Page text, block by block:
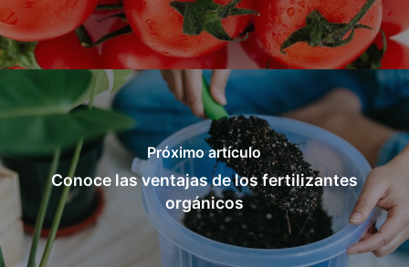
Próximo artículo
Conoce las ventajas de los fertilizantes
orgánicos